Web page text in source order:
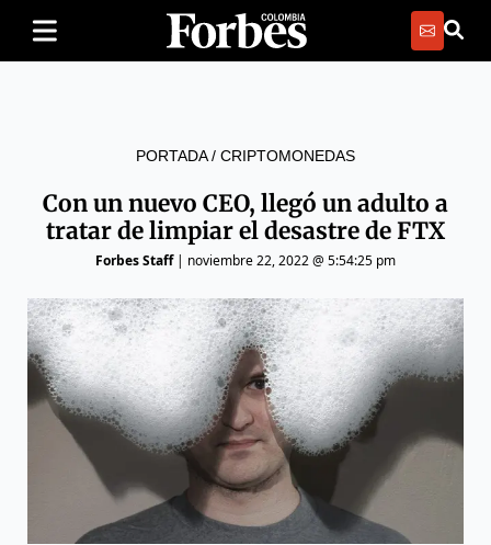
PORTADA/ CRIPTOMONEDAS
Con un nuevo CEO, llegó un adulto a
tratar de limpiar el desastre de FTX
Forbes Staff| noviembre 22, 2022 @ 5:54:25 pm